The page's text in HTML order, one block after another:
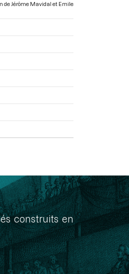
de Jérôme Mavidal et Emile
construits en